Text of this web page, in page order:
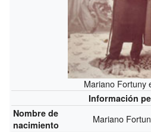
Mariano Fortuny
Información
Nombre de
nacimiento
Mariano